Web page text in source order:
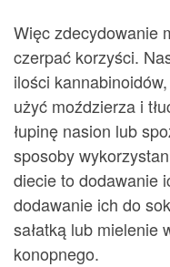
Więc zdecydowanie
czerpać korzyści.
ilości
użyć moździerza i
łupinę nasion lub
sposoby
diecie to dodawanie
dodawanie ich do
sałatką lub mielenie
konopnego.